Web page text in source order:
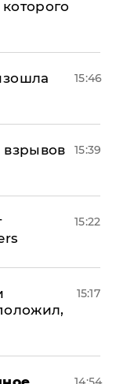
15:46
15:39
15:22
15:17